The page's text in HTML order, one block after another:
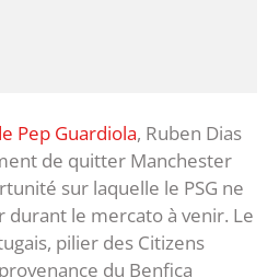
Pep Guardiola, Ruben Dias
de quitter Manchester
sur laquelle le PSG ne
durant le mercato à venir. Le
pilier des Citizens
du Benfica